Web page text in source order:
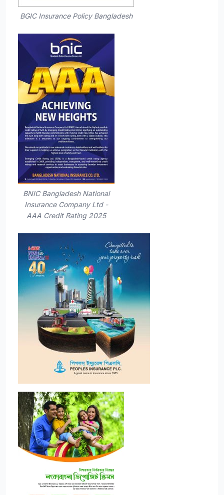
BGIC Insurance Policy Bangladesh
BNIC Bangladesh National
Insurance Company Ltd -
AAA Credit Rating 2025